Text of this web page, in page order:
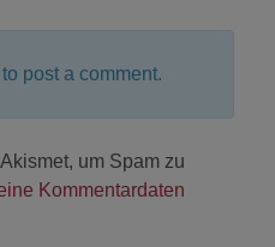
to post a comment.
um Spam zu
Kommentardaten